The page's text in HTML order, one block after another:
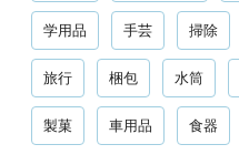
学用品 手芸 掃除
旅行 梱包 水筒
製菓 車用品 食器